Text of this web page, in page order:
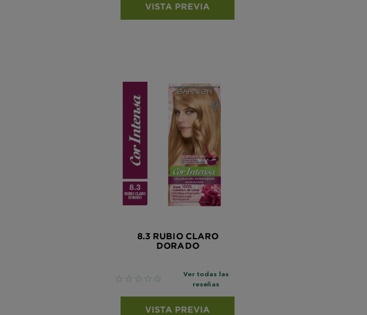
VISTA PREVIA
8.3 RUBIO CLARO
DORADO
No reviews
Ver todas las
reseñas
VISTA PREVIA